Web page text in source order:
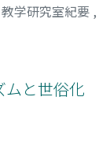
学研究室紀要 ,
ムと世俗化